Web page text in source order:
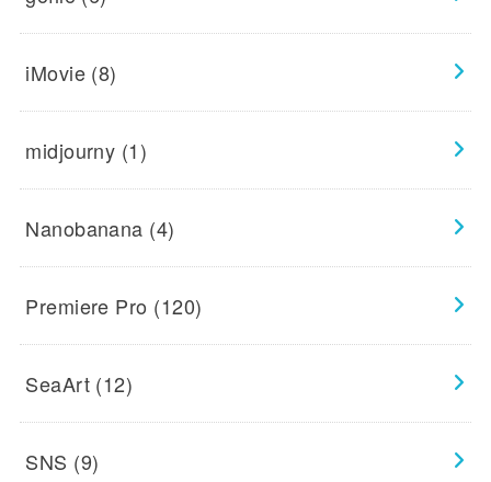
iMovie (8)
midjourny (1)
Nanobanana (4)
Premiere Pro (120)
SeaArt (12)
SNS (9)